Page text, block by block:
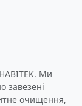
Ми
завезені
очищення,